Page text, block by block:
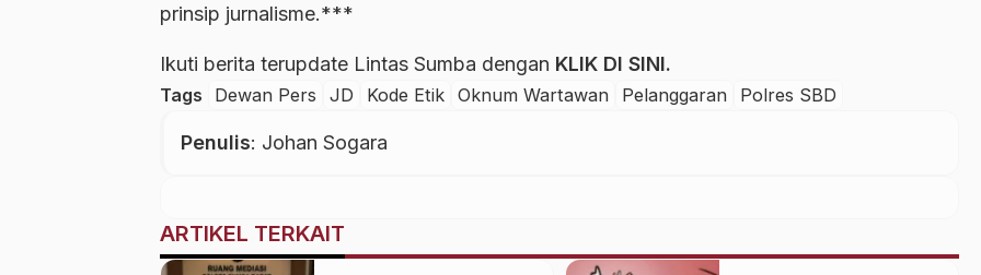
prinsip jurnalisme.***
Ikuti berita terupdate Lintas Sumba dengan KLIK DI SINI.
Tags Dewan Pers JD Kode Etik Oknum Wartawan Pelanggaran Polres SBD
Penulis: Johan Sogara
ARTIKEL TERKAIT